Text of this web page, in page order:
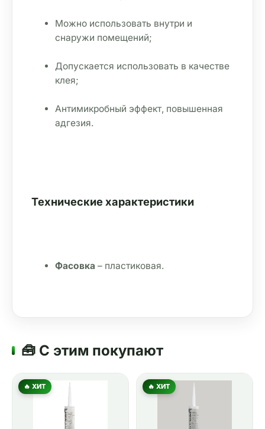
Можно использовать внутри и
снаружи помещений;
Допускается использовать в качестве
клея;
Антимикробный эффект, повышенная
адгезия.
Технические характеристики
Фасовка – пластиковая.
🧰 С этим покупают
🔥 ХИТ 🔥 ХИТ